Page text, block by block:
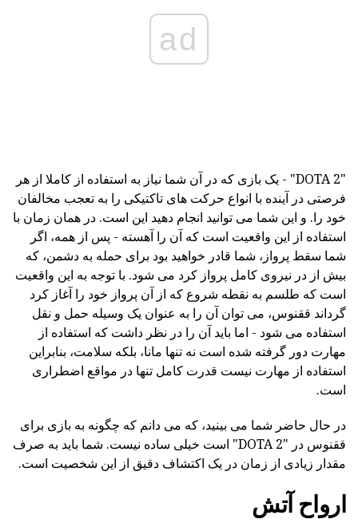
ad
"DOTA 2" - یک بازی که در آن شما نیاز به استفاده از کاملا از هر
فرصتی در آینده با انواع حرکت های تاکتیکی را به تعجب مخالفان
خود را. و این شما می توانید انجام دهید این است. در همان زمان با
استفاده از این واقعیت است که آن را آهسته - پس از همه، اگر
شما سقط پرواز، شما قادر خواهید بود برای حمله به دشمن، که
بیش از در نیروی کامل پرواز کرد می شود. با توجه به این واقعیت
است که طلسم به نقطه شروع که از آن پرواز خود را آغاز کرد
گرداند ققنوس، می توان آن را به عنوان یک وسیله حمل و نقل
استفاده می شود - اما باید آن را در نظر داشت که استفاده از
مهارت دور گرفته شده است نه تنها مانا، بلکه سلامت، بنابراین
استفاده از مهارت نیست قدرت کامل تنها در مواقع اضطراری
است.
در حال حاضر شما می بینید، که می دانم که چگونه به بازی برای
ققنوس در "DOTA 2" است خیلی ساده نیست. شما باید به صرف
مقدار زیادی از زمان در یک اکتشاف دقیق از این شخصیت است.
ارواح آتش